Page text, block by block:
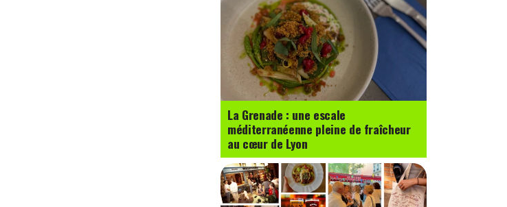
La Grenade : une escale
méditerranéenne pleine de fraîcheur
au cœur de Lyon